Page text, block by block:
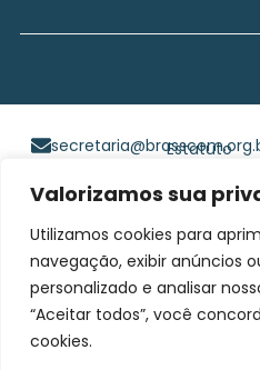
Valorizamos sua
Utilizamos cookies para
navegação, exibir anúncios
personalizado e analisar
“Aceitar todos”, você
cookies.
Estatuto